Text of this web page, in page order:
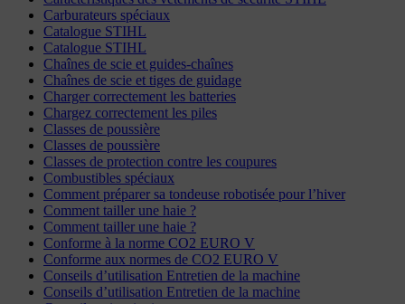
Carburateurs spéciaux
Catalogue STIHL
Catalogue STIHL
Chaînes de scie et guides-chaînes
Chaînes de scie et tiges de guidage
Charger correctement les batteries
Chargez correctement les piles
Classes de poussière
Classes de poussière
Classes de protection contre les coupures
Combustibles spéciaux
Comment préparer sa tondeuse robotisée pour l’hiver
Comment tailler une haie ?
Comment tailler une haie ?
Conforme à la norme CO2 EURO V
Conforme aux normes de CO2 EURO V
Conseils d’utilisation Entretien de la machine
Conseils d’utilisation Entretien de la machine